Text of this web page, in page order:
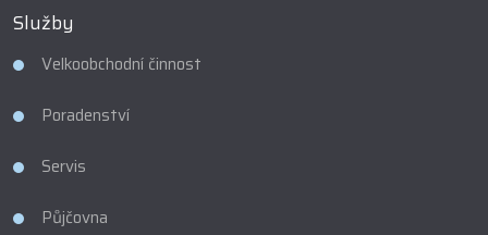
Služby
Velkoobchodní činnost
Poradenství
Servis
Půjčovna